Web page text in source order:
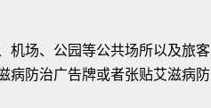
场、公园等公共场所以及旅客
病防治广告牌或者张贴艾滋病防